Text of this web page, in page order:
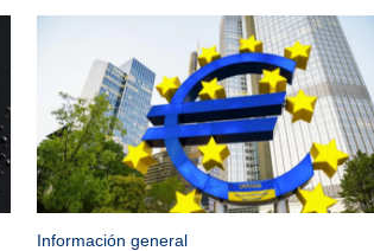
Información general